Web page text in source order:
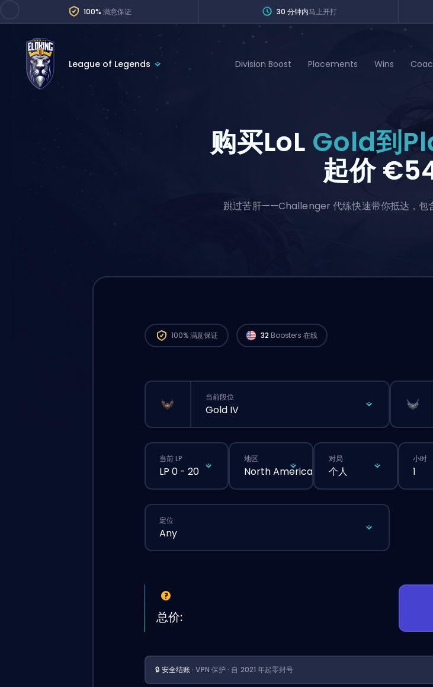
100% 满意保证 30 分钟内马上开打
League of Legends
Division Boost
Division Boost Placements Wins
购买LoL Gold到
起价
跳过苦肝——Challenger 代练快速带你抵达，包
100%满意保证 32 Boosters 在线
当前段位
Gold IV
当前 LP
LP 0 - 20
地区
North America
对局
个人
小时
1
定位
Any
总价:
🔒 安全结账 · VPN 保护 · 自 2021 年起零封号